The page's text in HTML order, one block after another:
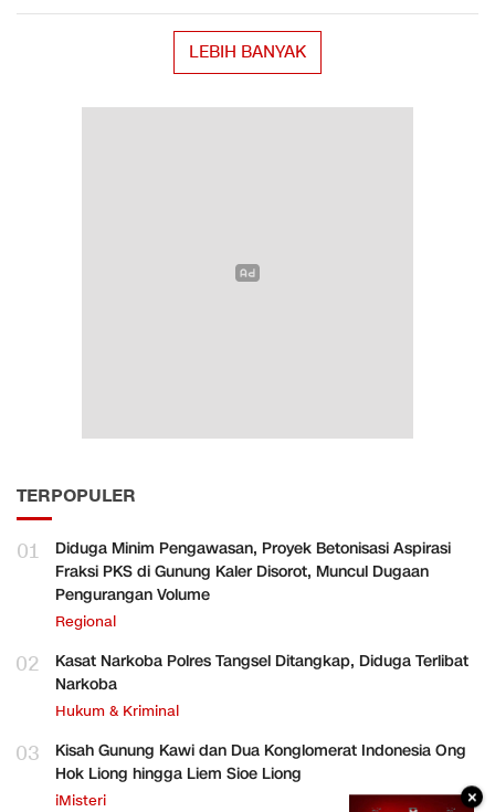
LEBIH BANYAK
TERPOPULER
01
Diduga Minim Pengawasan, Proyek Betonisasi Aspirasi
Fraksi PKS di Gunung Kaler Disorot, Muncul Dugaan
Pengurangan Volume
Regional
02
Kasat Narkoba Polres Tangsel Ditangkap, Diduga Terlibat
Narkoba
Hukum & Kriminal
03
Kisah Gunung Kawi dan Dua Konglomerat Indonesia Ong
Hok Liong hingga Liem Sioe Liong
iMisteri ×